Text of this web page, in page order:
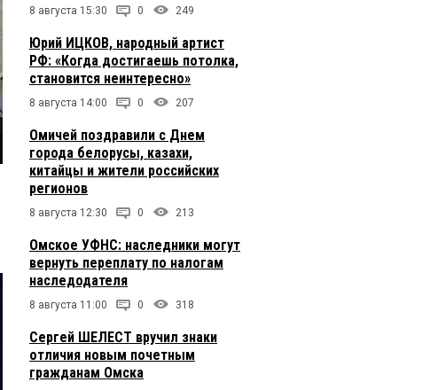
8 августа 15:30 0 249
Юрий ИЦКОВ, народный артист
РФ: «Когда достигаешь потолка,
становится неинтересно»
8 августа 14:00 0 207
Омичей поздравили с Днем
города белорусы, казахи,
китайцы и жители российских
регионов
8 августа 12:30 0 213
Омское УФНС: наследники могут
вернуть переплату по налогам
наследодателя
8 августа 11:00 0 318
Сергей ШЕЛЕСТ вручил знаки
отличия новым почетным
гражданам Омска